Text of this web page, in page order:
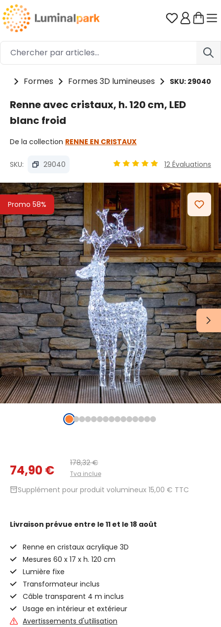
Passer au contenu principal Vous avez
Formes Formes 3D lumineuses SKU: 29040
Renne avec cristaux, h. 120 cm, LED
blanc froid
De la collection RENNE EN CRISTAUX
SKU: 29040 12 Évaluations
Promo 58%
Ignorer la galerie d'images
74,90 € 178,32 €
Tva inclue
inventory_2Supplément pour produit volumineux 15,00 € TTC
Livraison prévue entre le 11 et le 18 août
Renne en cristaux acrylique 3D
Mesures 60 x 17 x h. 120 cm
Lumière fixe
Transformateur inclus
Câble transparent 4 m inclus
Usage en intérieur et extérieur
Avertissements d'utilisation